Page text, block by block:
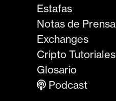
Estafas
Notas de Prensa
Exchanges
Cripto Tutoriales
Glosario
Podcast